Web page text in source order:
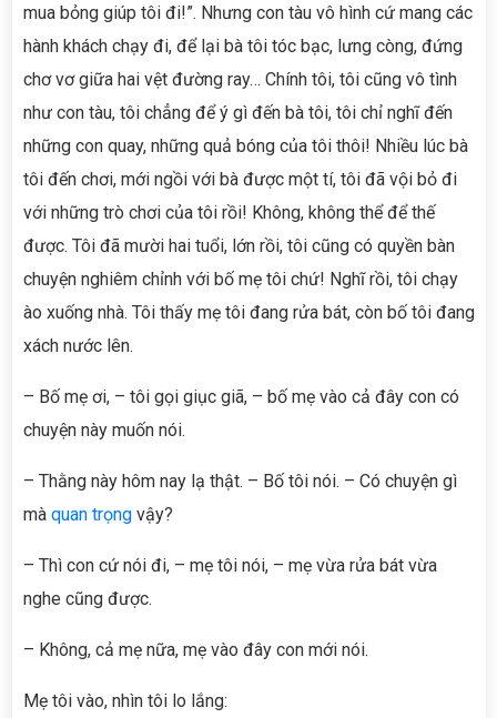
mua bỏng giúp tôi đi!”. Nhưng con tàu vô hình cứ mang các
hành khách chạy đi, để lại bà tôi tóc bạc, lưng còng, đứng
chơ vơ giữa hai vệt đường ray… Chính tôi, tôi cũng vô tình
như con tàu, tôi chẳng để ý gì đến bà tôi, tôi chỉ nghĩ đến
những con quay, những quả bóng của tôi thôi! Nhiều lúc bà
tôi đến chơi, mới ngồi với bà được một tí, tôi đã vội bỏ đi
với những trò chơi của tôi rồi! Không, không thể để thế
được. Tôi đã mười hai tuổi, lớn rồi, tôi cũng có quyền bàn
chuyện nghiêm chỉnh với bố mẹ tôi chứ! Nghĩ rồi, tôi chạy
ào xuống nhà. Tôi thấy mẹ tôi đang rửa bát, còn bố tôi đang
xách nước lên.
– Bố mẹ ơi, – tôi gọi giục giã, – bố mẹ vào cả đây con có
chuyện này muốn nói.
– Thằng này hôm nay lạ thật. – Bố tôi nói. – Có chuyện gì
mà quan trọng vậy?
– Thì con cứ nói đi, – mẹ tôi nói, – mẹ vừa rửa bát vừa
nghe cũng được.
– Không, cả mẹ nữa, mẹ vào đây con mới nói.
Mẹ tôi vào, nhìn tôi lo lắng: